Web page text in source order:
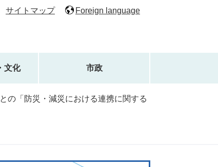
サイトマップ Foreign language
文化 市政
の「防災・減災における連携に関する